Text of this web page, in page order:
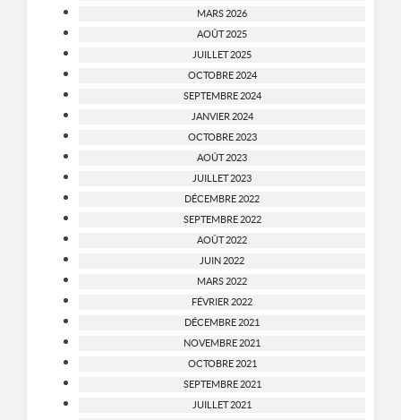
MARS 2026
AOÛT 2025
JUILLET 2025
OCTOBRE 2024
SEPTEMBRE 2024
JANVIER 2024
OCTOBRE 2023
AOÛT 2023
JUILLET 2023
DÉCEMBRE 2022
SEPTEMBRE 2022
AOÛT 2022
JUIN 2022
MARS 2022
FÉVRIER 2022
DÉCEMBRE 2021
NOVEMBRE 2021
OCTOBRE 2021
SEPTEMBRE 2021
JUILLET 2021